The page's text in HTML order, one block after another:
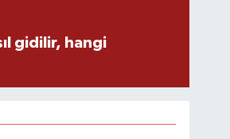
gidilir, hangi